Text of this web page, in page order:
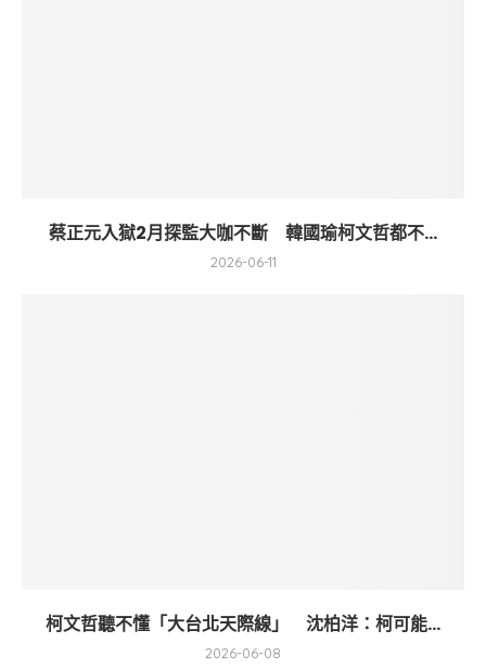
蔡正元入獄2月探監大咖不斷 韓國瑜柯文哲都不...
2026-06-11
柯文哲聽不懂「大台北天際線」 沈柏洋：柯可能...
2026-06-08